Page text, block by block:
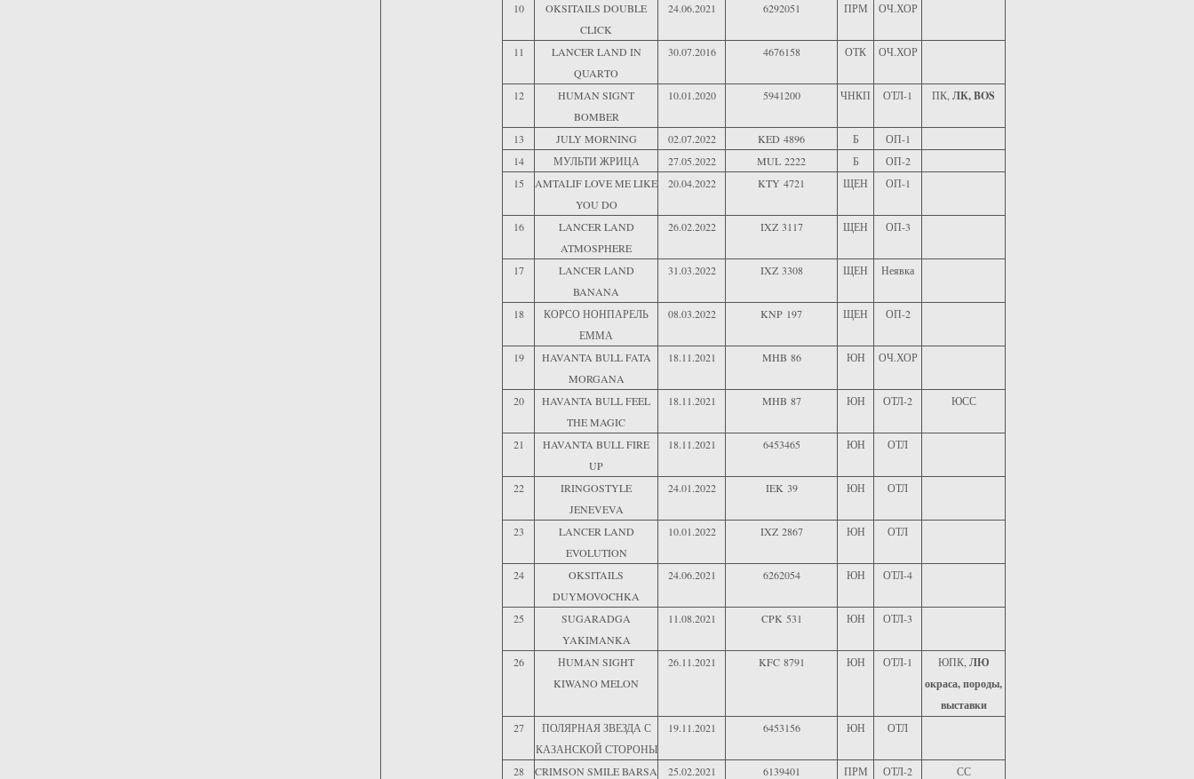
10
OKSITAILS DOUBLE
CLICK
24.06.2021 6292051 ПРМ ОЧ.ХОР
11
LANCER LAND IN
QUARTO
30.07.2016 4676158 ОТК ОЧ.ХОР
12
HUMAN SIGNT
BOMBER
10.01.2020 5941200 ЧНКП ОТЛ-1 ПК, ЛК, BOS
13 JULY MORNING 02.07.2022 KED 4896 Б
ОП-1
14
МУЛЬТИ ЖРИЦА 27.05.2022 MUL 2222 Б
ОП-2
15
AMTALIF LOVE ME LIKE
YOU DO
20.04.2022 KTY 4721 ЩЕН ОП-1
16
LANCER LAND
ATMOSPHERE
26.02.2022 IXZ 3117 ЩЕН ОП-3
17
LANCER LAND
BANANA
31.03.2022 IXZ 3308 ЩЕН Неявка
18
КОРСО НОНПАРЕЛЬ
ЕММА
08.03.2022 KNP 197 ЩЕН ОП-2
19
HAVANTA BULL FATA
MORGANA
18.11.2021 MHB 86 ЮН ОЧ.ХОР
20
HAVANTA BULL FEEL
THE MAGIC
18.11.2021 MHB 87 ЮН ОТЛ-2 ЮСС
21
HAVANTA BULL FIRE
UP
18.11.2021 6453465 ЮН ОТЛ
22
IRINGOSTYLE
JENEVEVA
24.01.2022 IEK 39 ЮН ОТЛ
23
LANCER LAND
EVOLUTION
10.01.2022 IXZ 2867 ЮН ОТЛ
24
OKSITAILS
DUYMOVOCHKA
24.06.2021 6262054 ЮН ОТЛ-4
25
SUGARADGA
YAKIMANKA
11.08.2021 CPK 531 ЮН ОТЛ-3
26
НUMAN SIGHT
KIWANO MELON
26.11.2021 KFC 8791 ЮН ОТЛ-1 ЮПК, ЛЮ
окраса, породы,
выставки
27
ПОЛЯРНАЯ ЗВЕЗДА С
КАЗАНСКОЙ СТОРОНЫ
19.11.2021 6453156 ЮН ОТЛ
28 CRIMSON SMILE BARSA 25.02.2021 6139401 ПРМ ОТЛ-2
СС